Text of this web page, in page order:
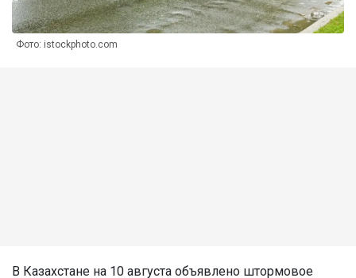
Фото: istockphoto.com
В Казахстане на 10 августа объявлено штормовое